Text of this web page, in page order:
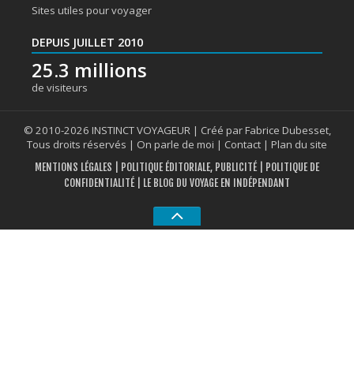
Sites utiles pour voyager
DEPUIS JUILLET 2010
25.3 millions
de visiteurs
© 2010-2026 INSTINCT VOYAGEUR | Créé par Fabrice Dubesset,
Tous droits réservés | On parle de moi | Contact | Plan du site
MENTIONS LÉGALES POLITIQUE ÉDITORIALE, PUBLICITÉ
POLITIQUE DE
CONFIDENTIALITÉ | LE BLOG DU VOYAGE EN INDÉPENDANT